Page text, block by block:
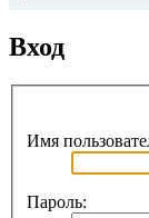
Вход
Имя
Пароль: